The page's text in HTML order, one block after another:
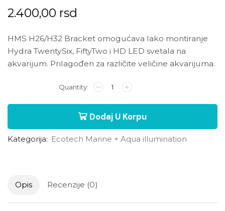
2.400,00 rsd
HMS H26/H32 Bracket omogućava lako montiranje
Hydra TwentySix, FiftyTwo i HD LED svetala na
akvarijum. Prilagođen za različite veličine akvarijuma.
Dodaj U Korpu
Kategorija: Ecotech Marine + Aqua illumination
Opis Recenzije (0)